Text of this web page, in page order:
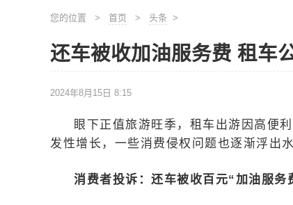
您的位置 > 首页 > 头条 >
还车被收加油服务费 租车
2024年8月15日 8:15
眼下正值旅游旺季，租车出游因高便
发性增长，一些消费侵权问题也逐渐浮出水
消费者投诉：还车被收百元“加油服务